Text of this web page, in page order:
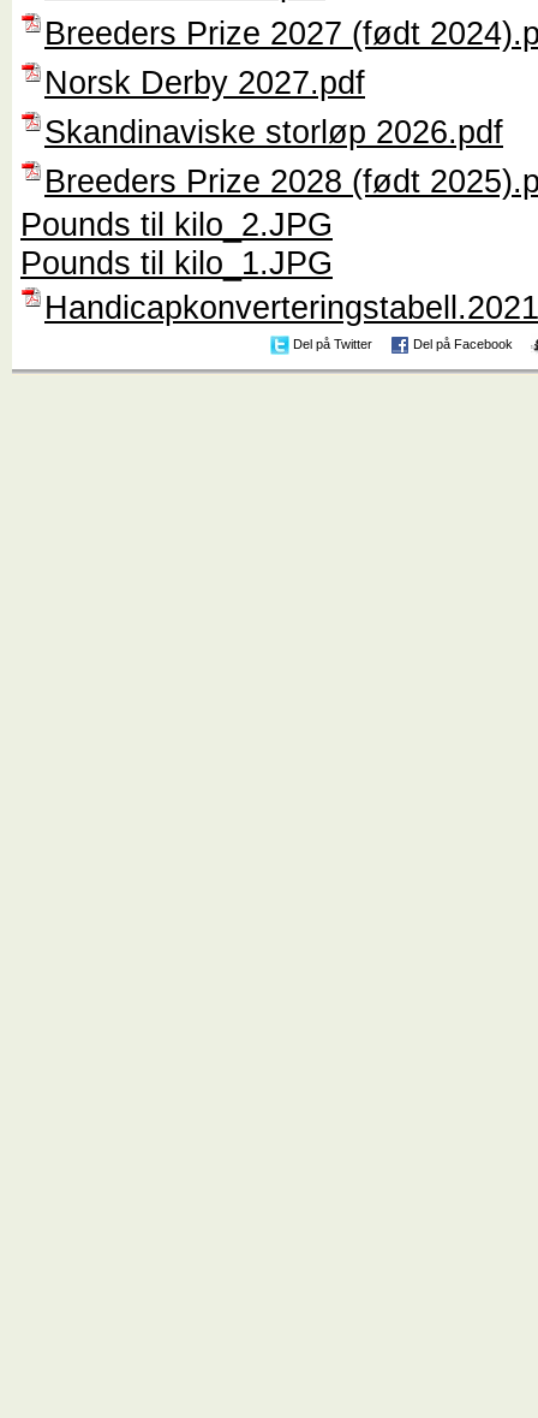
Breeders Prize 2027 (født
Norsk Derby 2027.pdf
Skandinaviske storløp 2026.pdf
Breeders Prize 2028 (født
Pounds til kilo_2.JPG
Pounds til kilo_1.JPG
Del på Twitter Del på Facebook